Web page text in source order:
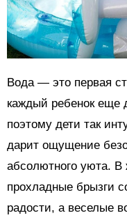
Вода — это первая
каждый ребенок еще
поэтому дети так
дарит ощущение
абсолютного уюта. В
прохладные брызги
радости, а веселые